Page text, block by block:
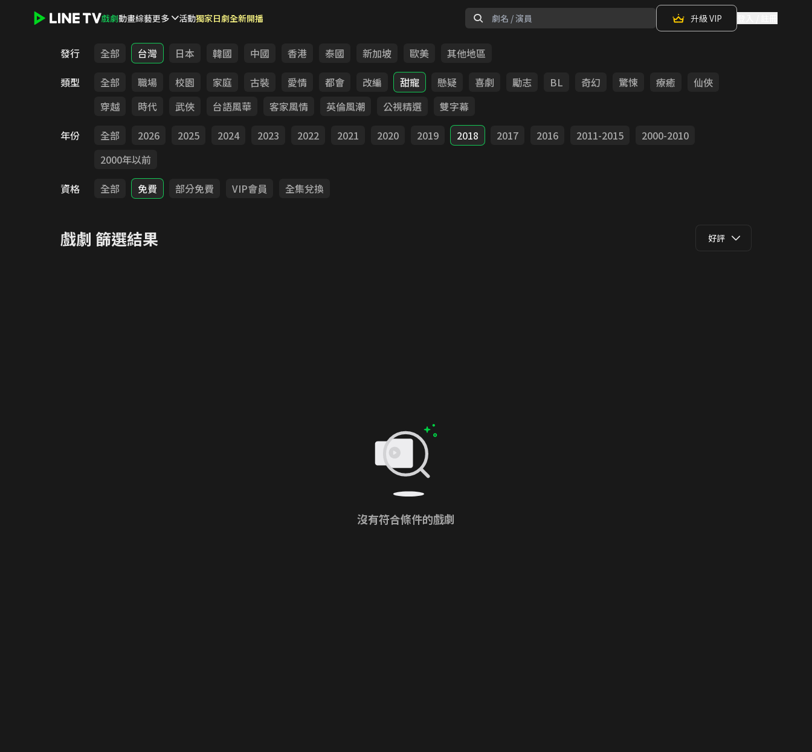
戲劇動畫綜藝更多 活動獨家日劇全新開播 升級 VIP
發行 全部 台灣 日本 韓國 中國 香港 泰國 新加坡 歐美
其他地區
類型
全部 職場 校園 家庭 古裝 愛情 都會 改編 甜寵 懸疑 喜劇 勵志 BL 奇幻 驚悚 療癒
仙俠
穿越
時代 武俠 台語風華 客家風情 英倫風潮 公視精選
雙字幕
年份
全部 2026 2025 2024 2023 2022 2021 2020 2019 2018 2017 2016 2011-2015
2000-2010
2000年以前
資格
全部 免費 部分免費 VIP會員 全集兌換
戲劇 篩選結果 好評
沒有符合條件的戲劇